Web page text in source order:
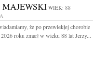
MAJEWSKI WIEK: 88
że po przewlekłej chorobie
roku zmarł w wieku 88 lat Jerzy...